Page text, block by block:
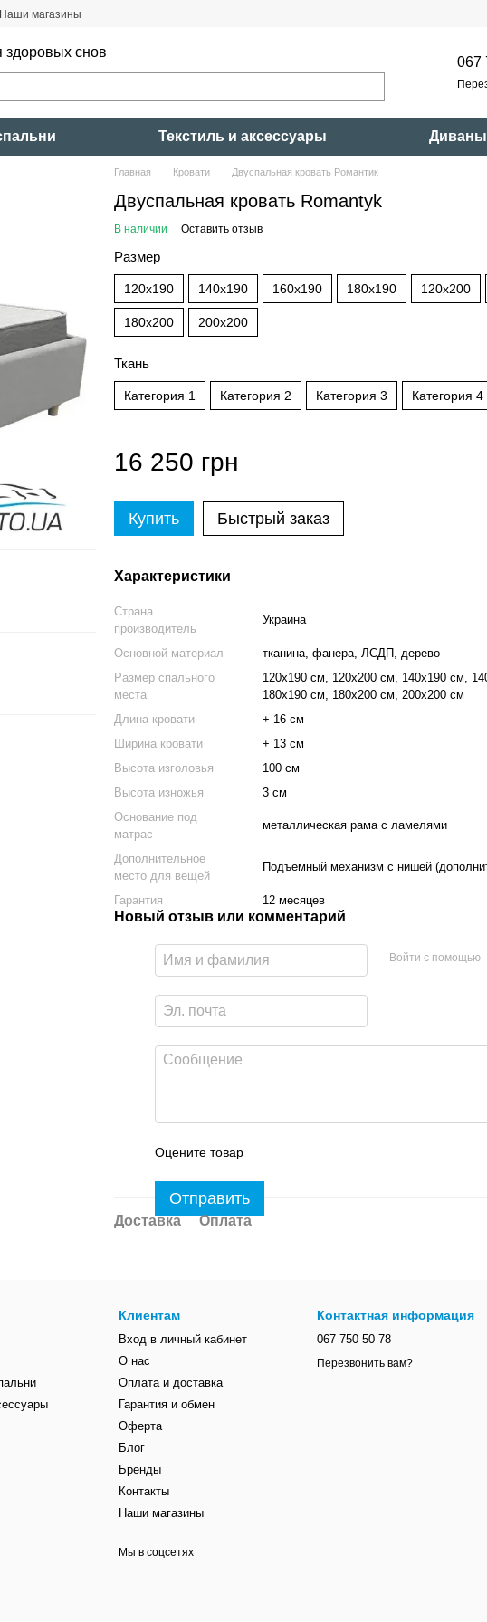
Наши магазины
здоровых снов
067
Текстиль и аксессуары Диваны
Главная Кровати Двуспальная кровать Романтик
Двуспальная кровать Romantyk
В наличии Оставить отзыв
Размер
120x190 140x190 160x190 180x190 120x200
180x200 200x200
Ткань
Категория 1 Категория 2 Категория 3 Категория 4
16 250 грн
Купить Быстрый заказ
Характеристики
Страна
производитель
Украина
Основной материал
тканина, фанера, ЛСДП, дерево
Размер спального
места
120х190 см, 120х200 см, 140х190 см,
180х190 см, 180х200 см, 200х200 см
Длина кровати
+ 16 см
Ширина кровати
+ 13 см
Высота изголовья
100 см
Высота изножья
3 см
Основание под
матрас
металлическая рама с ламелями
Дополнительное
место для вещей
Подъемный механизм с нишей
Гарантия 12 месяцев
Новый отзыв или комментарий
Войти с помощью
Оцените товар
Отправить
Доставка Оплата
Клиентам
Вход в личный кабинет
О нас
Оплата и доставка
Гарантия и обмен
Оферта
Блог
Бренды
Контакты
Наши магазины
Мы в соцсетях
Контактная информация
067 750 50 78
Перезвонить вам?